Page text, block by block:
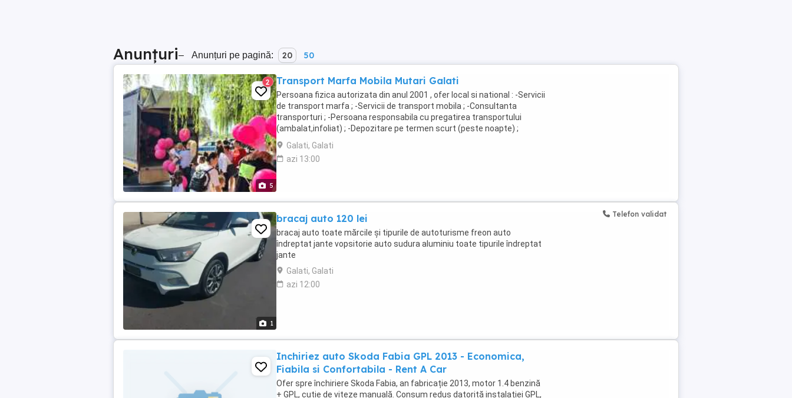
Anunțuri– Anunțuri pe pagină: 20 50
5
2 Transport Marfa Mobila Mutari Galati
Persoana fizica autorizata din anul 2001 , ofer local si national : -Servicii
de transport marfa ; -Servicii de transport mobila ; -Consultanta
transporturi ; -Persoana responsabila cu pregatirea transportului
(ambalat,infoliat) ; -Depozitare pe termen scurt (peste noapte) ;
Telefon :
Galati, Galati
azi 13:00
1
bracaj auto 120 lei
bracaj auto toate mărcile și tipurile de autoturisme freon auto
îndreptat jante vopsitorie auto sudura aluminiu toate tipurile îndreptat
jante
Galati, Galati
azi 12:00
Telefon validat
Inchiriez auto Skoda Fabia GPL 2013 - Economica,
Fiabila si Confortabila - Rent A Car
Ofer spre închiriere Skoda Fabia, an fabricație 2013, motor 1.4 benzină
+ GPL, cutie de viteze manuală. Consum redus datorită instalației GPL,